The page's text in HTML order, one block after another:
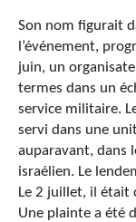
Son nom figurait
l’événement,
juin, un
termes dans un
service militaire.
servi dans une
auparavant, dans
israélien. Le
Le 2 juillet, il était
Une plainte a été